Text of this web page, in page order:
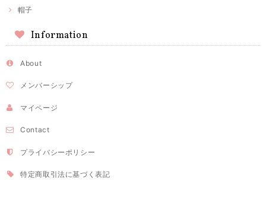
帽子
Information
About
メンバーシップ
マイページ
Contact
プライバシーポリシー
特定商取引法に基づく表記